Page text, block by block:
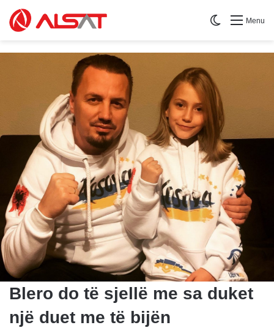
Menu
Switch skin
Blero do të sjellë me sa duket
një duet me të bijën